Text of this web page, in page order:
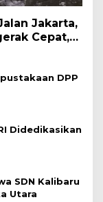
Jakarta,
Cepat,
DPP
Didedikasikan
SDN Kalibaru
Utara